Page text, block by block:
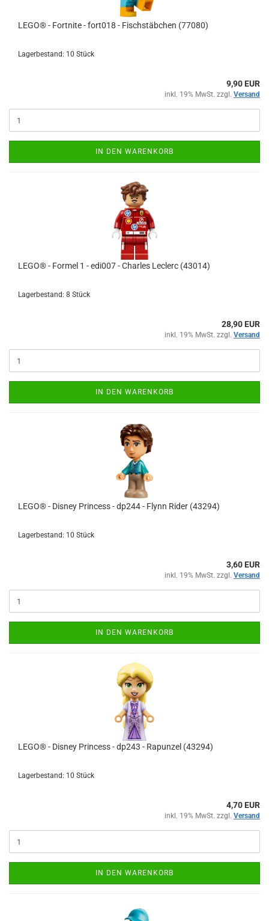
LEGO® - Fortnite - fort018 - Fischstäbchen (77080)
Lagerbestand: 10 Stück
9,90 EUR
inkl. 19% MwSt. zzgl. Versand
IN DEN WARENKORB
LEGO® - Formel 1 - edi007 - Charles Leclerc (43014)
Lagerbestand: 8 Stück
28,90 EUR
inkl. 19% MwSt. zzgl. Versand
IN DEN WARENKORB
LEGO® - Disney Princess - dp244 - Flynn Rider (43294)
Lagerbestand: 10 Stück
3,60 EUR
inkl. 19% MwSt. zzgl. Versand
IN DEN WARENKORB
LEGO® - Disney Princess - dp243 - Rapunzel (43294)
Lagerbestand: 10 Stück
4,70 EUR
inkl. 19% MwSt. zzgl. Versand
IN DEN WARENKORB